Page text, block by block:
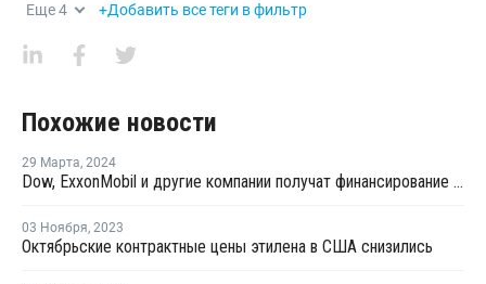
Еще4 +Добавить все теги в фильтр
Похожие новости
29 Марта, 2024
Dow, ExxonMobil и другие компании получат финансирование за декарбонизацию
03 Ноября, 2023
Октябрьские контрактные цены этилена в США снизились